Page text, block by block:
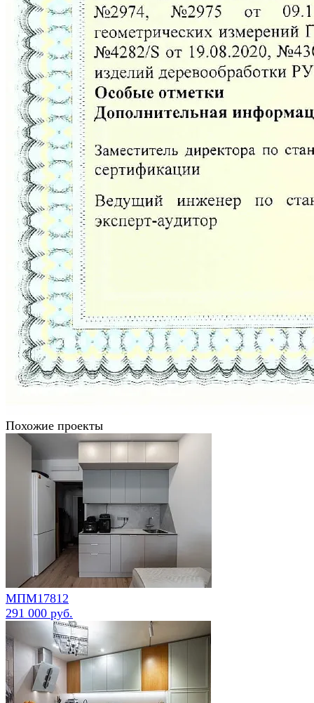
Похожие проекты
МПМ17812
291 000 руб.